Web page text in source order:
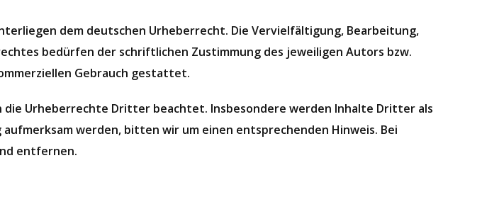
dem deutschen Urheberrecht. Die Vervielfältigung, Bearbeitung,
bedürfen der schriftlichen Zustimmung des jeweiligen Autors bzw.
Gebrauch gestattet.
Urheberrechte Dritter beachtet. Insbesondere werden Inhalte Dritter als
werden, bitten wir um einen entsprechenden Hinweis. Bei
entfernen.